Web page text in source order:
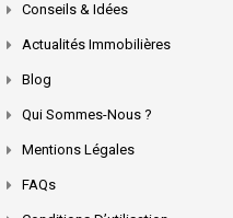
Conseils & Idées
Actualités Immobilières
Blog
Qui Sommes-Nous ?
Mentions Légales
FAQs